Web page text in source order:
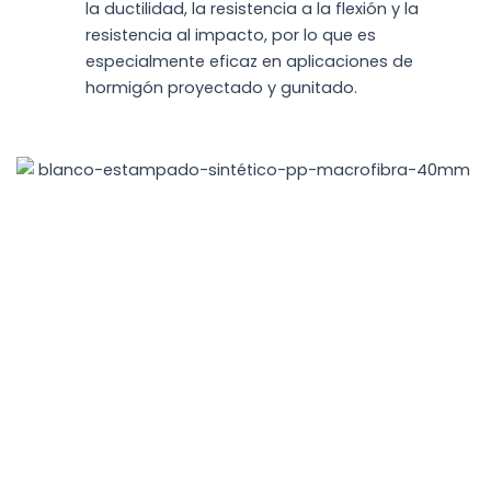
la ductilidad, la resistencia a la flexión y la
resistencia al impacto, por lo que es
especialmente eficaz en aplicaciones de
hormigón proyectado y gunitado.